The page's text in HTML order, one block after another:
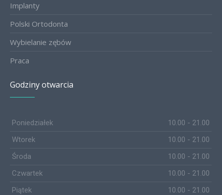
Implanty
Polski Ortodonta
Wybielanie zębów
Praca
Godziny otwarcia
Poniedziałek
10.00 - 21.00
Wtorek
10.00 - 21.00
Środa
10.00 - 21.00
Czwartek
10.00 - 21.00
Piątek
10.00 - 21.00